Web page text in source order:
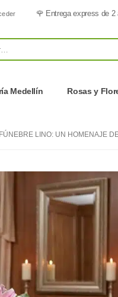
🌹 Entrega express de 2
Medellín Rosas y
LINO: UN HOMENAJE